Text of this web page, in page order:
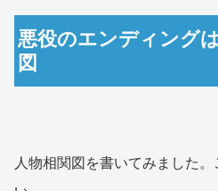
悪役のエンディング
図
人物相関図を書いてみました